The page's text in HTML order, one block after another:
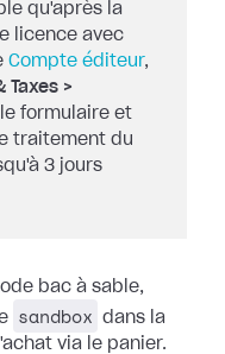
qu'après la
licence avec
Compte éditeur,
Taxes >
formulaire et
traitement du
3 jours
bac à sable,
sandbox
dans la
via le panier.